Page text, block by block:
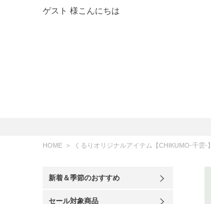
ゲスト 様こんにちは
HOME くるりオリジナルアイテム【CHIKUMO-千雲-】
新着＆季節のおすすめ
セール対象商品